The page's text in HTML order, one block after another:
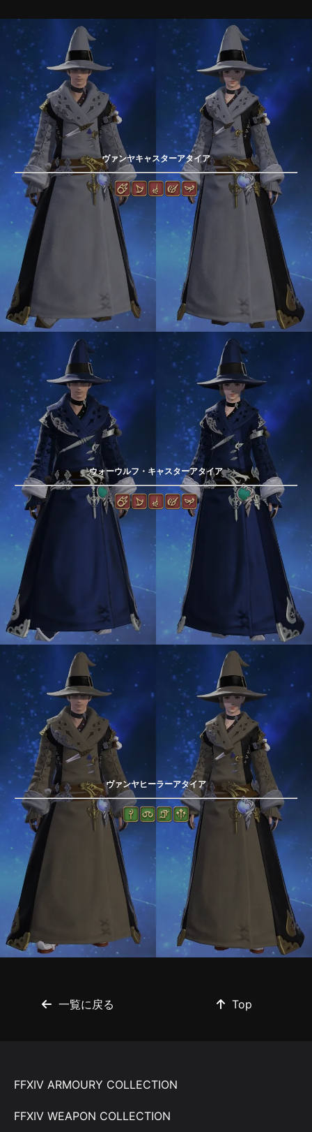
ヴァンヤキャスターアタイア
ウォーウルフ・キャスターアタイア
ヴァンヤヒーラーアタイア
一覧に戻る Top
FFXIV ARMOURY COLLECTION
FFXIV WEAPON COLLECTION